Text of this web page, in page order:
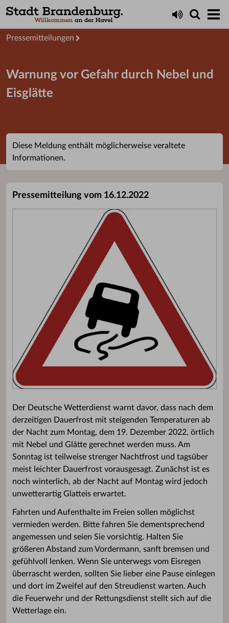
Presseservice
Pressemitteilungen
Warnung vor Gefahr durch Nebel und
Eisglätte
Diese Meldung enthält möglicherweise veraltete
Informationen.
Pressemitteilung vom 16.12.2022
Der Deutsche Wetterdienst warnt davor, dass nach dem
derzeitigen Dauerfrost mit steigenden Temperaturen ab
der Nacht zum Montag, dem 19. Dezember 2022, örtlich
mit Nebel und Glätte gerechnet werden muss. Am
Sonntag ist teilweise strenger Nachtfrost und tagsüber
meist leichter Dauerfrost vorausgesagt. Zunächst ist es
noch winterlich, ab der Nacht auf Montag wird jedoch
unwetterartig Glatteis erwartet.
Fahrten und Aufenthalte im Freien sollen möglichst
vermieden werden. Bitte fahren Sie dementsprechend
angemessen und seien Sie vorsichtig. Halten Sie
größeren Abstand zum Vordermann, sanft bremsen und
gefühlvoll lenken. Wenn Sie unterwegs vom Eisregen
überrascht werden, sollten Sie lieber eine Pause einlegen
und dort im Zweifel auf den Streudienst warten. Auch
die Feuerwehr und der Rettungsdienst stellt sich auf die
Wetterlage ein.